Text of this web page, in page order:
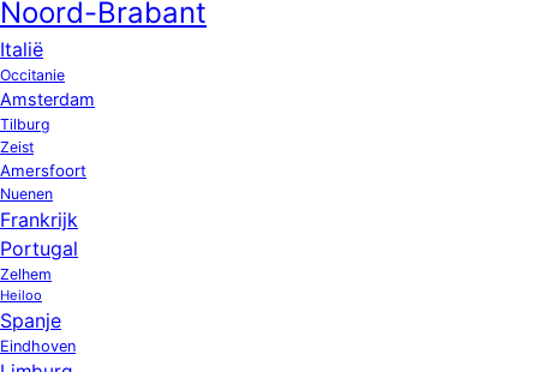
Noord-Brabant
Italië
Occitanie
Amsterdam
Tilburg
Zeist
Amersfoort
Nuenen
Frankrijk
Portugal
Zelhem
Heiloo
Spanje
Eindhoven